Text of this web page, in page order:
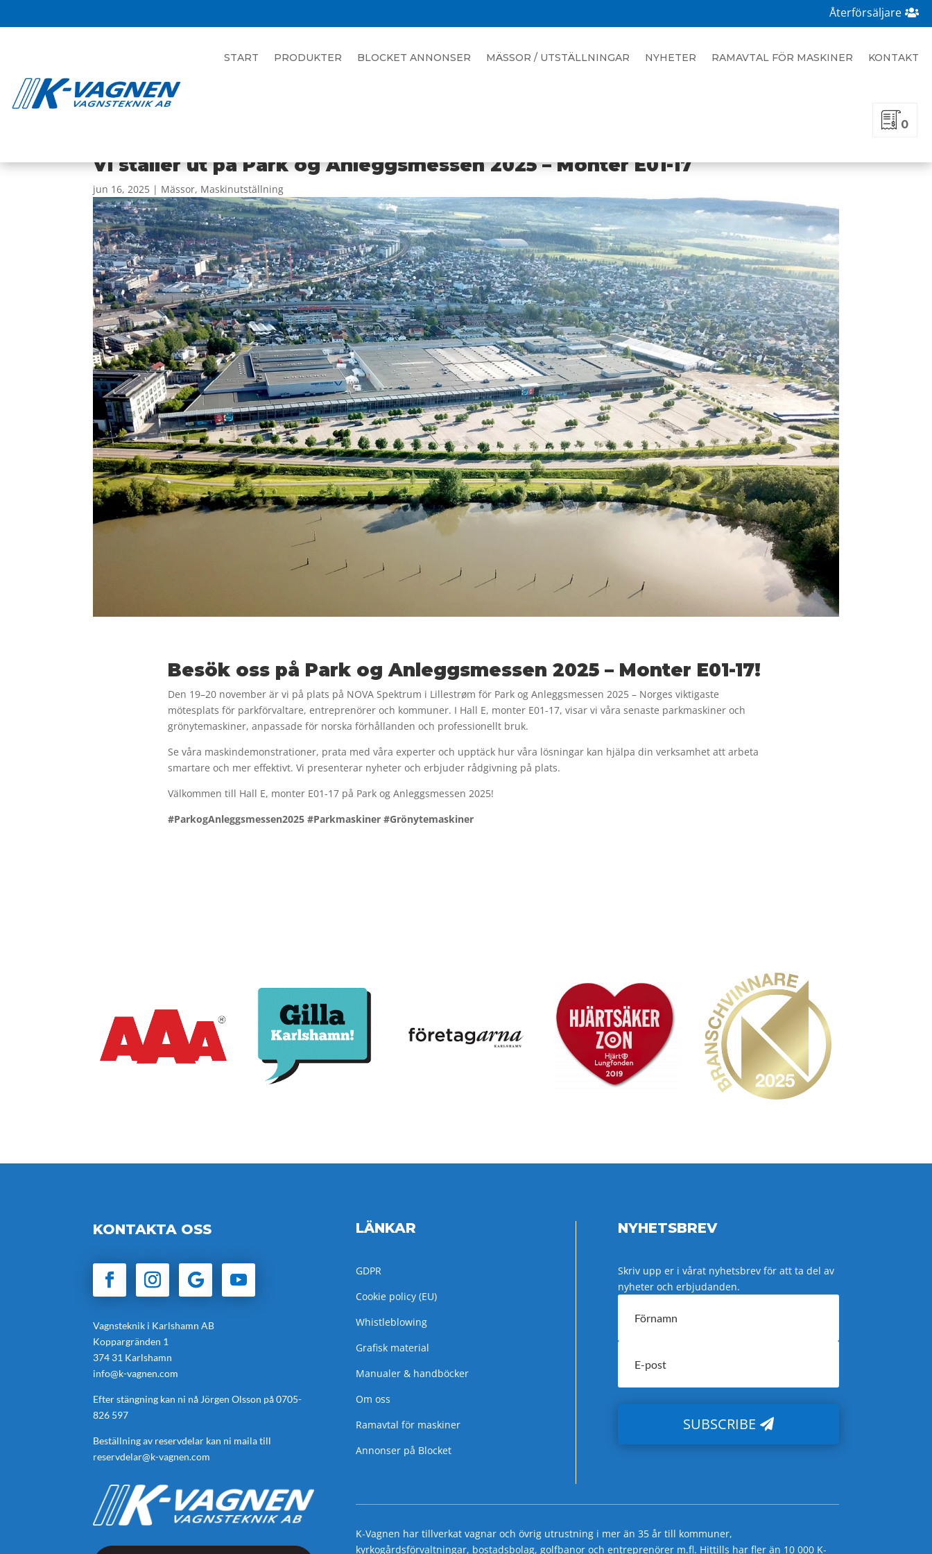
Återförsäljare
START PRODUKTER BLOCKET ANNONSER MÄSSOR / UTSTÄLLNINGAR NYHETER RAMAVTAL FÖR MASKINER KONTAKT
0
Vi ställer ut på Park og Anleggsmessen 2025 – Monter E01-17
jun 16, 2025 | Mässor, Maskinutställning
Besök oss på Park og Anleggsmessen 2025 – Monter E01-17!
Den 19–20 november är vi på plats på NOVA Spektrum i Lillestrøm för Park og Anleggsmessen 2025 – Norges viktigaste
mötesplats för parkförvaltare, entreprenörer och kommuner. I Hall E, monter E01-17, visar vi våra senaste parkmaskiner och
grönytemaskiner, anpassade för norska förhållanden och professionellt bruk.
Se våra maskindemonstrationer, prata med våra experter och upptäck hur våra lösningar kan hjälpa din verksamhet att arbeta
smartare och mer effektivt. Vi presenterar nyheter och erbjuder rådgivning på plats.
Välkommen till Hall E, monter E01-17 på Park og Anleggsmessen 2025!
#ParkogAnleggsmessen2025 #Parkmaskiner #Grönytemaskiner
KONTAKTA OSS
Vagnsteknik i Karlshamn AB
Koppargränden 1
374 31 Karlshamn
info@k-vagnen.com
Efter stängning kan ni nå Jörgen Olsson på0705-
826 597
Beställning av reservdelar kan ni maila till
reservdelar@k-vagnen.com
LÄNKAR
GDPR
Cookie policy (EU)
Whistleblowing
Grafisk material
Manualer & handböcker
Om oss
Ramavtal för maskiner
Annonser på Blocket
NYHETSBREV
Skriv upp er i vårat nyhetsbrev för att ta del av
nyheter och erbjudanden.
SUBSCRIBE
K-Vagnen har tillverkat vagnar och övrig utrustning i mer än 35 år till kommuner,
kyrkogårdsförvaltningar, bostadsbolag, golfbanor och entreprenörer m.fl. Hittills har fler än 10 000 K-